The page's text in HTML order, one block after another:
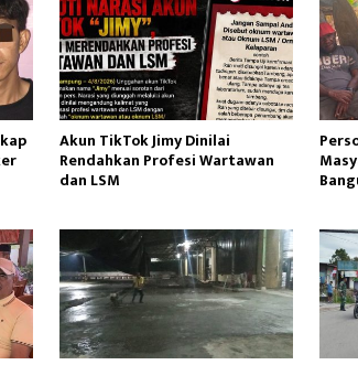
Akun TikTok Jimy Dinilai
Rendahkan Profesi Wartawan
dan LSM